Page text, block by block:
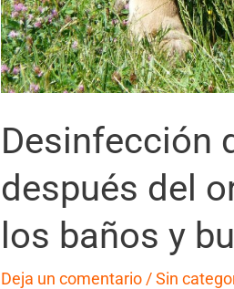
Desinfección
después del
los baños y
Deja un comentario /Sin
baños
y
buenas